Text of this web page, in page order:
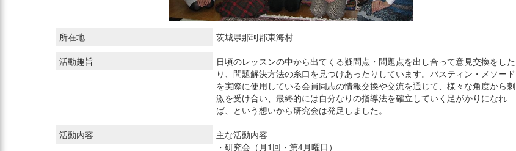
所在地
茨城県那珂郡東海村
活動趣旨
日頃のレッスンの中から出てくる疑問点・問題点を出し合って意見交換をした
り、問題解決方法の糸口を見つけあったりしています。バスティン・メソード
を実際に使用している会員同志の情報交換や交流を通じて、様々な角度から刺
激を受け合い、最終的には自分なりの指導法を確立していく足がかりになれ
ば、という想いから研究会は発足しました。
活動内容
主な活動内容
・研究会（月1回・第4月曜日）